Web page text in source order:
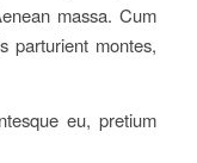
massa. Cum
parturient montes,
eu, pretium